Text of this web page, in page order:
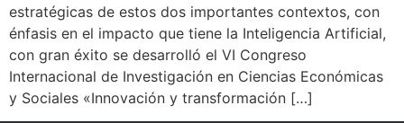
estratégicas de estos dos importantes contextos, con
énfasis en el impacto que tiene la Inteligencia Artificial,
con gran éxito se desarrolló el VI Congreso
Internacional de Investigación en Ciencias Económicas
y Sociales «Innovación y transformación […]